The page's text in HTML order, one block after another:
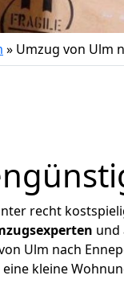
» Umzug von Ulm
recht
und
Ulm nach
kleine